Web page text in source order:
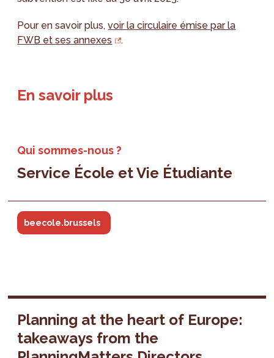
Pour en savoir plus,voir la circulaire émise par la
FWB et ses annexes
.
En savoir plus
Qui sommes-nous ?
Service École et Vie Étudiante
beecole.brussels
Planning at the heart of Europe:
takeaways from the